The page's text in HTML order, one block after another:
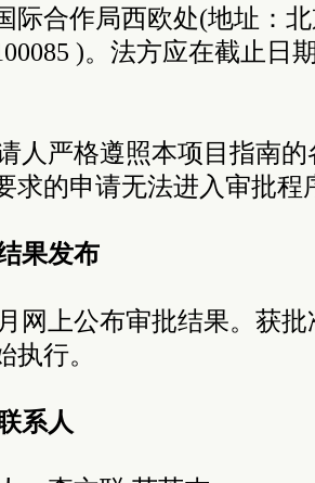
际合作局西欧处(地址：
)。法方应在截止日
人严格遵照本项目指南
求的申请无法进入审批程
果发布
网上公布审批结果。获
执行。
系人